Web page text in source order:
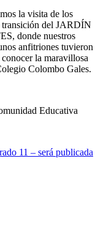
la visita de los
transición del JARDÍN
donde nuestros
anfitriones tuvieron
la maravillosa
Colombo Gales.
Educativa
11 – será publicada